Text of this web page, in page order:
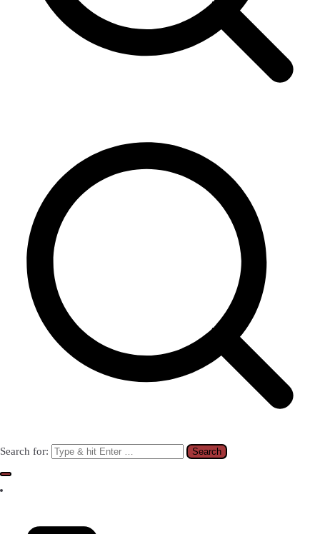
Search for: